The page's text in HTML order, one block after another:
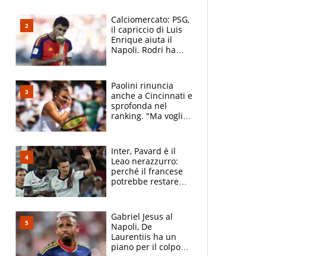
Calciomercato: PSG,
il capriccio di Luis
Enrique aiuta il
Napoli. Rodri ha
Fernandez
Paolini rinuncia
anche a Cincinnati e
sprofonda nel
ranking. "Ma voglio
Inter, Pavard è il
Leao nerazzurro:
perché il francese
potrebbe restare
Gabriel Jesus al
Napoli, De
Laurentiis ha un
piano per il colpo